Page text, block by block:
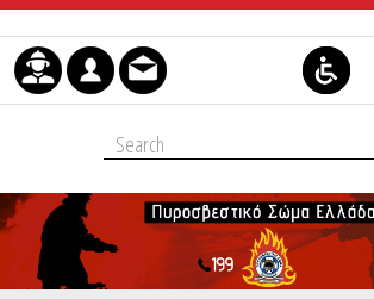
Μετάβαση στο περιεχόμενο